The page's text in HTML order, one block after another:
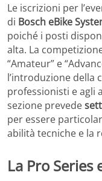
Le iscrizioni per
di Bosch eBike
poiché i posti
alta. La
“Amateur” e
l’introduzione della
professionisti e agli
sezione prevede
per essere
abilità tecniche e la
La Pro Series